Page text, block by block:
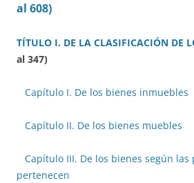
al 608)
TÍTULO I. DE LA CLASIFICACIÓN DE
al 347)
Capítulo I. De los bienes inmuebles
Capítulo II. De los bienes muebles
Capítulo III. De los bienes según las
pertenecen